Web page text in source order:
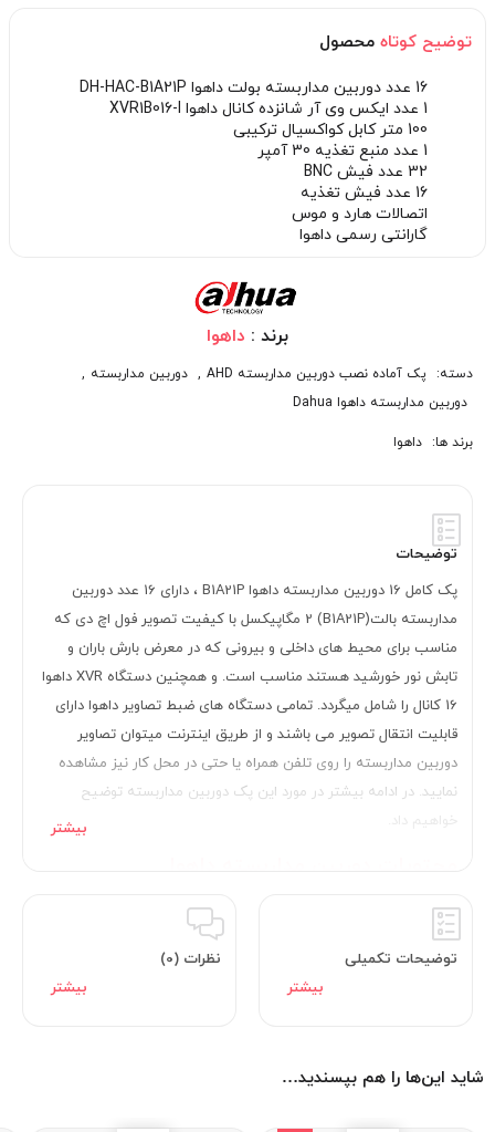
توضیح کوتاه محصول
16 عدد دوربین مداربسته بولت داهوا DH-HAC-B1A21P
1 عدد ایکس وی آر شانزده کانال داهوا XVR1B016-I
100 متر کابل کواکسیال ترکیبی
1 عدد منبع تغذیه 30 آمپر
32 عدد فیش BNC
16 عدد فیش تغذیه
اتصالات هارد و موس
گارانتی رسمی داهوا
برند : داهوا
دسته: پک آماده نصب دوربین مداربسته AHD , دوربین مداربسته ,
دوربین مداربسته داهوا Dahua
برند ها: داهوا
توضیحات
پک کامل 16 دوربین مداربسته داهوا B1A21P ، دارای 16 عدد دوربین
مداربسته بالت(B1A21P) 2 مگاپیکسل با کیفیت تصویر فول اچ دی که
مناسب برای محیط های داخلی و بیرونی که در معرض بارش باران و
تابش نور خورشید هستند مناسب است. و همچنین دستگاه XVR داهوا
16 کانال را شامل میگردد. تمامی دستگاه های ضبط تصاویر داهوا دارای
قابلیت انتقال تصویر می باشند و از طریق اینترنت میتوان تصاویر
دوربین مداربسته را روی تلفن همراه یا حتی در محل کار نیز مشاهده
نمایید. در ادامه بیشتر در مورد این پک دوربین مداربسته توضیح
1 عدد ایکس وی آر شانزده کانال داهوا XVR1B016-I
گارانتی 25 ماه فراگستر
توضیحات تکمیلی نظرات (0)
شاید این‌ها را هم بپسندید…